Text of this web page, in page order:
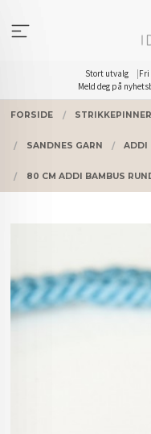
innholdet
Stort utvalg Fri
Meld deg på
FORSIDE
SANDNES GARN ADDI
80 CM ADDI BAMBUS